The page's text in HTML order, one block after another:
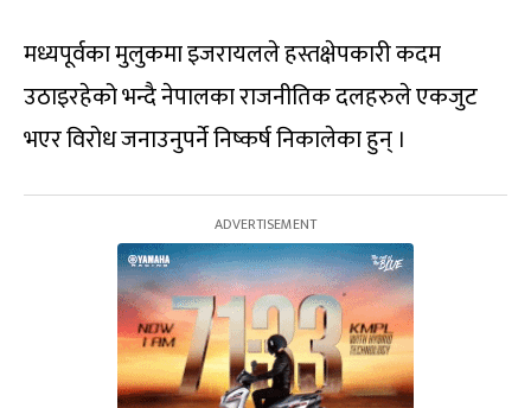
मध्यपूर्वका मुलुकमा इजरायलले हस्तक्षेपकारी कदम
उठाइरहेको भन्दै नेपालका राजनीतिक दलहरुले एकजुट
भएर विरोध जनाउनुपर्ने निष्कर्ष निकालेका हुन् ।